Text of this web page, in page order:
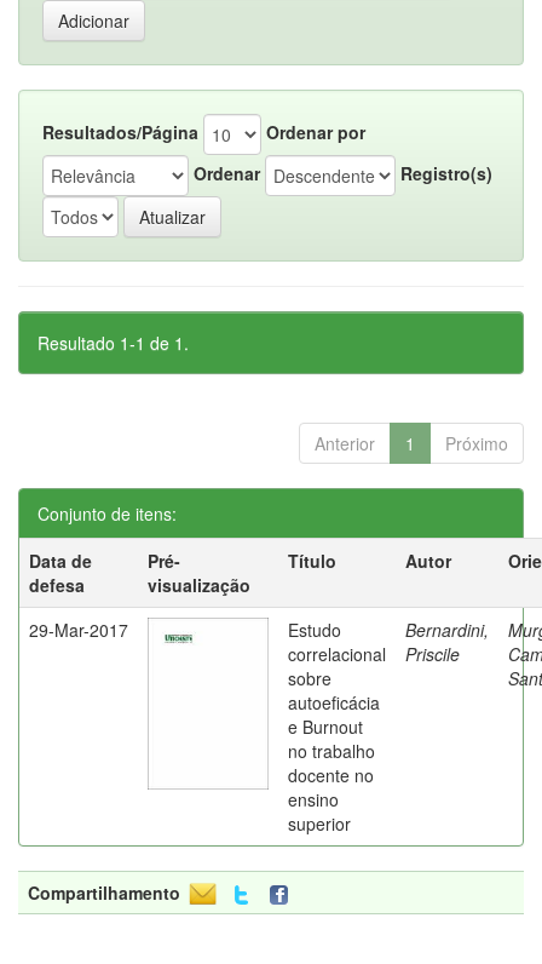
Resultados/Página
Ordenar por
Ordenar
Registro(s)
Resultado 1-1 de 1.
Anterior 1 Próximo
Conjunto de itens:
Data de
defesa
Pré-
visualização
Título Autor
29-Mar-2017
Estudo
correlacional
sobre
autoeficácia
e Burnout
no trabalho
docente no
ensino
superior
Bernardini,
Priscile
Compartilhamento